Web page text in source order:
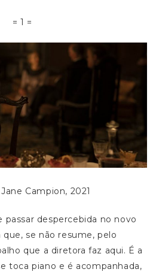
= 1 =
Jane Campion, 2021
passar despercebida no novo
se não resume, pelo
que a diretora faz aqui. É a
toca piano e é acompanhada,